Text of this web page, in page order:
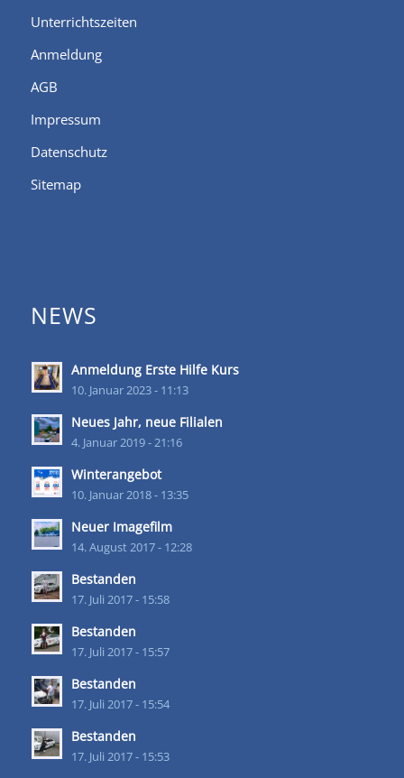
Unterrichtszeiten
Anmeldung
AGB
Impressum
Datenschutz
Sitemap
NEWS
Anmeldung Erste Hilfe Kurs
10. Januar 2023 - 11:13
Neues Jahr, neue Filialen
4. Januar 2019 - 21:16
Winterangebot
10. Januar 2018 - 13:35
Neuer Imagefilm
14. August 2017 - 12:28
Bestanden
17. Juli 2017 - 15:58
Bestanden
17. Juli 2017 - 15:57
Bestanden
17. Juli 2017 - 15:54
Bestanden
17. Juli 2017 - 15:53